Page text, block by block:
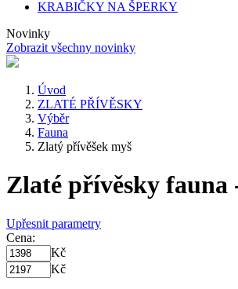
KRABIČKY NA ŠPERKY
Novinky
Zobrazit všechny novinky
Úvod
ZLATÉ PŘÍVĚSKY
Výběr
Fauna
Zlatý přívěšek myš
Zlaté přívěsky fauna
Upřesnit parametry
Cena:
Kč
Kč